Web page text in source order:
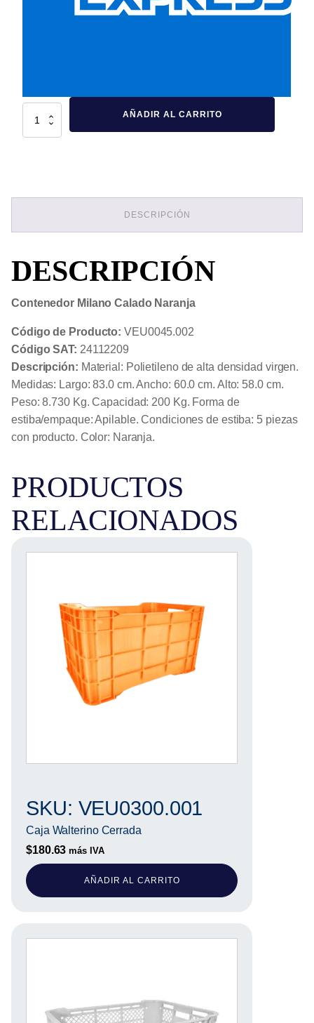
Contenedor
Milano
AÑADIR AL CARRITO
DESCRIPCIÓN
DESCRIPCIÓN
Contenedor Milano Calado Naranja
Código de Producto: VEU0045.002
Código SAT: 24112209
Descripción: Material: Polietileno de alta densidad virgen.
Medidas: Largo: 83.0 cm. Ancho: 60.0 cm. Alto: 58.0 cm.
Peso: 8.730 Kg. Capacidad: 200 Kg. Forma de
estiba/empaque: Apilable. Condiciones de estiba: 5 piezas
con producto. Color: Naranja.
PRODUCTOS
RELACIONADOS
SKU: VEU0300.001
Caja Walterino Cerrada
$180.63 más IVA
AÑADIR AL CARRITO